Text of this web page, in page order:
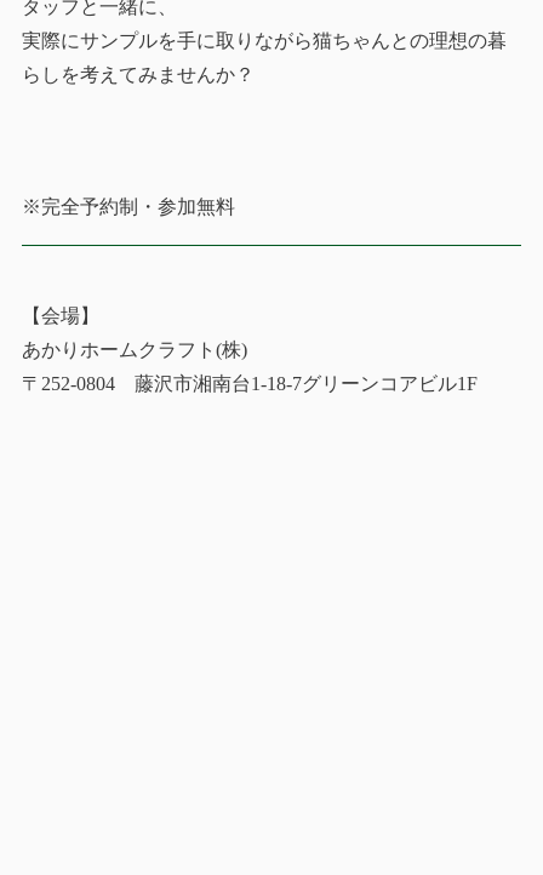
タッフと一緒に、
実際にサンプルを手に取りながら猫ちゃんとの理想の暮
らしを考えてみませんか？
※完全予約制・参加無料
【会場】
あかりホームクラフト(株)
〒252-0804 藤沢市湘南台1-18-7グリーンコアビル1F